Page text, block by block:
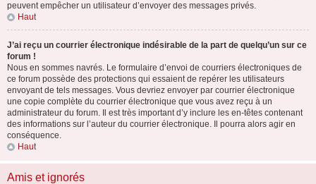
peuvent empêcher un utilisateur d’envoyer des messages privés.
Haut
J’ai reçu un courrier électronique indésirable de la part de quelqu’un sur ce
forum !
Nous en sommes navrés. Le formulaire d’envoi de courriers électroniques de
ce forum possède des protections qui essaient de repérer les utilisateurs
envoyant de tels messages. Vous devriez envoyer par courrier électronique
une copie complète du courrier électronique que vous avez reçu à un
administrateur du forum. Il est très important d’y inclure les en-têtes contenant
des informations sur l’auteur du courrier électronique. Il pourra alors agir en
conséquence.
Haut
Amis et ignorés